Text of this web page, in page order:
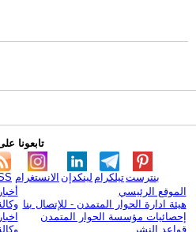
تابعونا
الانستغرام لينكدإن تيلكرامبنترست
الموقع الرئيسي
هيئة ادارة الحوار المتمدن - للإتصال بنا
إحصائيات مؤسسة الحوار المتمدن
قواعد النشر